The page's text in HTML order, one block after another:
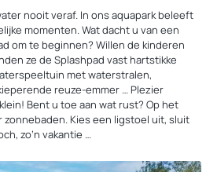
nooit veraf. In ons aquapark beleeft
momenten. Wat dacht u van een
om te beginnen? Willen de kinderen
ze de Splashpad vast hartstikke
met waterstralen,
reuze-emmer … Plezier
Bent u toe aan wat rust? Op het
zonnebaden. Kies een ligstoel uit, sluit
zo’n vakantie …